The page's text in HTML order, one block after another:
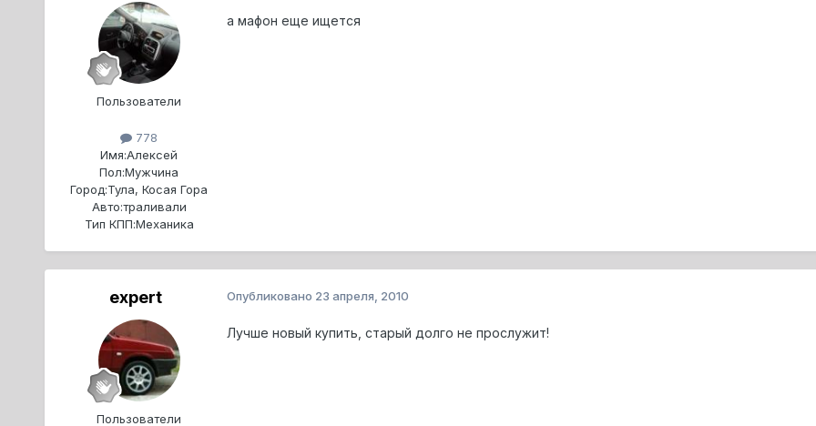
Пользователи
778
Имя:Алексей
Пол:Мужчина
Город:Тула, Косая Гора
Авто:траливали
Тип КПП:Механика
а мафон еще ищется
expert
Пользователи
Опубликовано 23 апреля, 2010
Лучше новый купить, старый долго не прослужит!